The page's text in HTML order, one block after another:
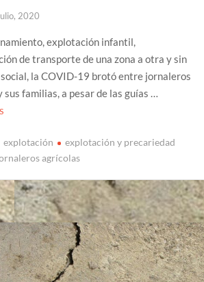
2020
explotación infantil,
de transporte de una zona a otra y sin
la COVID-19 brotó entre jornaleros
familias, a pesar de las guías …
explotación
explotación y precariedad
agrícolas